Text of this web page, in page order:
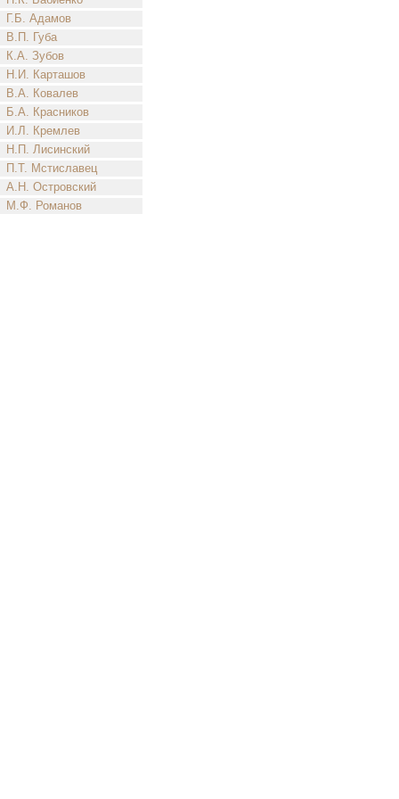
Г.Б. Адамов
В.П. Губа
К.А. Зубов
Н.И. Карташов
В.А. Ковалев
Б.А. Красников
И.Л. Кремлев
Н.П. Лисинский
П.Т. Мстиславец
А.Н. Островский
М.Ф. Романов